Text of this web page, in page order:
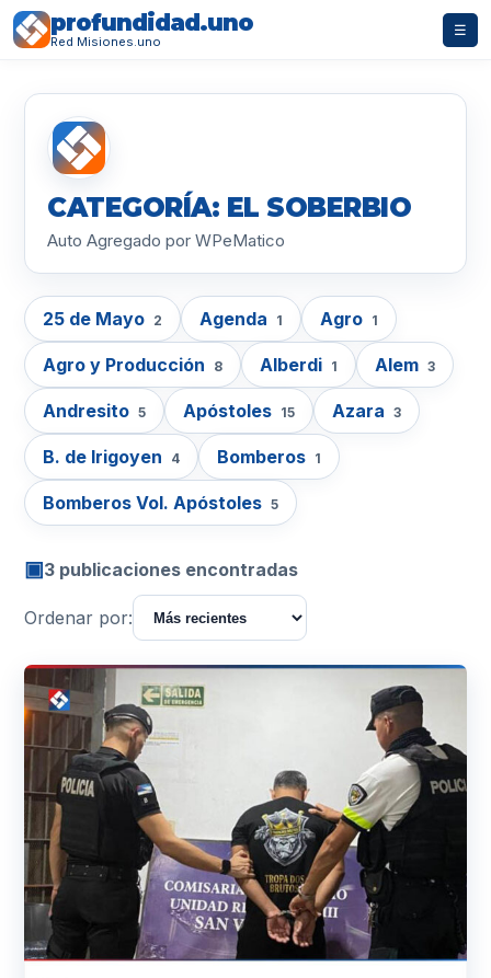
profundidad.uno
Red Misiones.uno
☰
CATEGORÍA: EL SOBERBIO
Auto Agregado por WPeMatico
25 de Mayo 2 Agenda 1 Agro 1
Agro y Producción 8 Alberdi 1 Alem 3
Andresito 5 Apóstoles 15 Azara 3
B. de Irigoyen 4 Bomberos 1
Bomberos Vol. Apóstoles 5
▣3 publicaciones encontradas
Ordenar por: